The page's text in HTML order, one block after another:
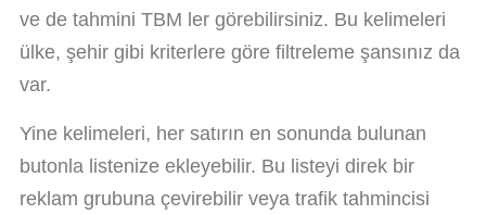
ve de tahmini TBM ler görebilirsiniz. Bu kelimeleri
ülke, şehir gibi kriterlere göre filtreleme şansınız da
var.
Yine kelimeleri, her satırın en sonunda bulunan
butonla listenize ekleyebilir. Bu listeyi direk bir
reklam grubuna çevirebilir veya trafik tahmincisi